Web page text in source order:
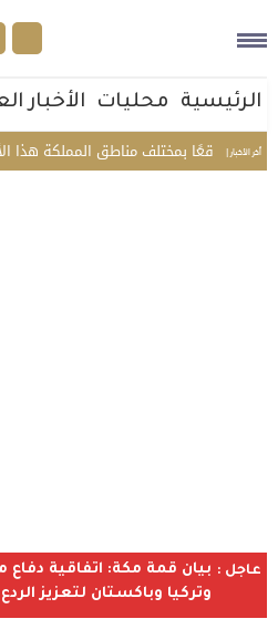
الرئيسية محليات الأخبار
أخر الأخبار |
عاجل : بيان قمة مكة: اتفاقية
وتركيا وباكستان لتعزيز